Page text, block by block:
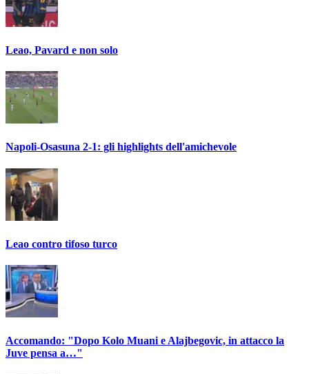
Leao, Pavard e non solo
Napoli-Osasuna 2-1: gli highlights dell'amichevole
Leao contro tifoso turco
Accomando: "Dopo Kolo Muani e Alajbegovic, in attacco la
Juve pensa a…"